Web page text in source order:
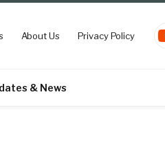
About Us Privacy Policy
& News